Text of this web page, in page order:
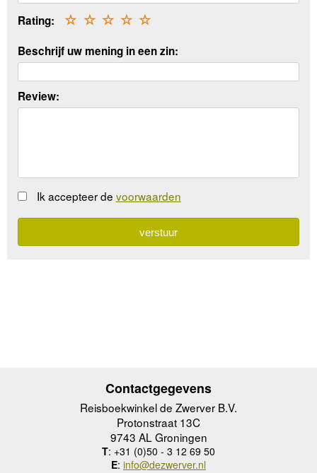
Rating: ☆
☆
☆
☆
☆
Beschrijf uw mening in een zin:
Review:
Ik accepteer de voorwaarden
Contactgegevens
Reisboekwinkel de Zwerver B.V.
Protonstraat 13C
9743 AL Groningen
T: +31 (0)50 - 3 12 69 50
E: info@dezwerver.nl